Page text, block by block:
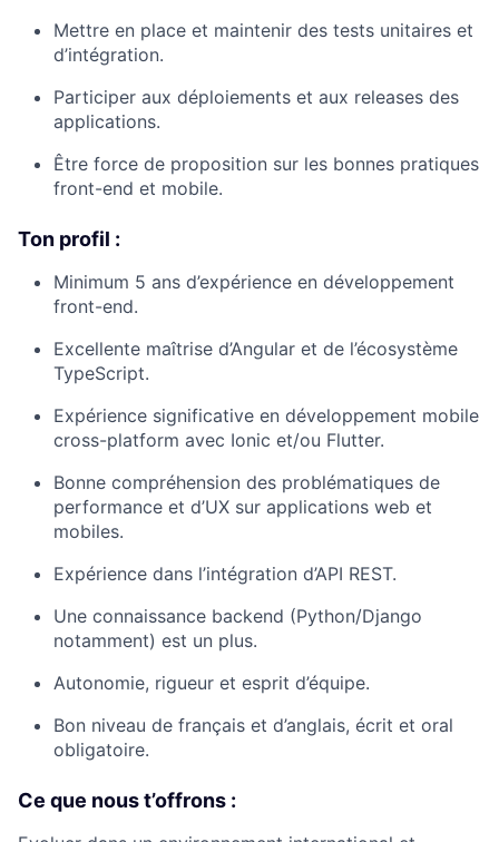
Mettre en place et maintenir des tests unitaires et
d’intégration.
Participer aux déploiements et aux releases des
applications.
Être force de proposition sur les bonnes pratiques
front-end et mobile.
Ton profil :
Minimum 5 ans d’expérience en développement
front-end.
Excellente maîtrise d’Angular et de l’écosystème
TypeScript.
Expérience significative en développement mobile
cross-platform avec Ionic et/ou Flutter.
Bonne compréhension des problématiques de
performance et d’UX sur applications web et
mobiles.
Expérience dans l’intégration d’API REST.
Une connaissance backend (Python/Django
notamment) est un plus.
Autonomie, rigueur et esprit d’équipe.
Bon niveau de français et d’anglais, écrit et oral
obligatoire.
Ce que nous t’offrons :